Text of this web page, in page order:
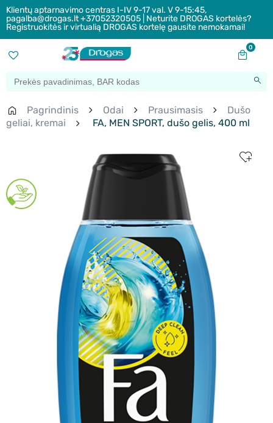
Klientų aptarnavimo centras I-IV 9-17 val. V 9-15:45,
pagalba@drogas.lt +37052320505 | Neturite DROGAS kortelės?
Registruokitės ir virtualią DROGAS kortelę gausite nemokamai!
0
Pagrindinis Odai Prausimasis
Dušo
geliai, kremai
FA, MEN SPORT, dušo gelis, 400 ml